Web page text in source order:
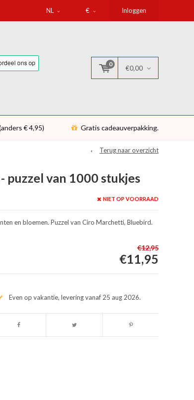
NL € Inloggen
0
€0,00
€ 4,95) Gratis cadeauverpakking.
Terug naar overzicht
puzzel van 1000 stukjes
NIET OP VOORRAAD
en bloemen. Puzzel van Ciro Marchetti, Bluebird.
€12,95
€11,95
Even op vakantie, levering vanaf 25 aug 2026.